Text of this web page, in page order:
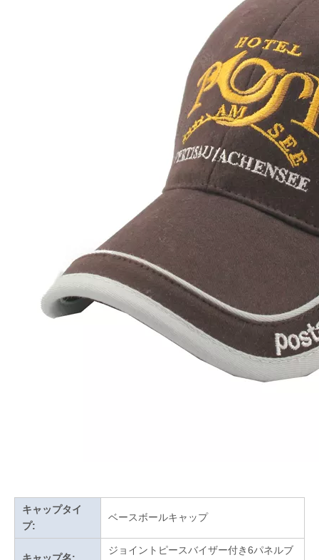
キャップタイ
プ:
ベースボールキャップ
ジョイントピースバイザー付き6パネルブ